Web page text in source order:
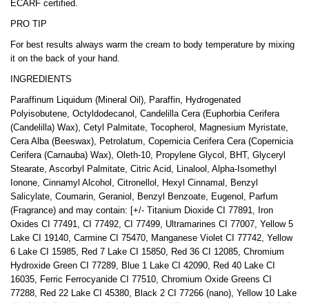
ECARF certified.
PRO TIP
For best results always warm the cream to body temperature by mixing
it on the back of your hand.
INGREDIENTS
Paraffinum Liquidum (Mineral Oil), Paraffin, Hydrogenated
Polyisobutene, Octyldodecanol, Candelilla Cera (Euphorbia Cerifera
(Candelilla) Wax), Cetyl Palmitate, Tocopherol, Magnesium Myristate,
Cera Alba (Beeswax), Petrolatum, Copernicia Cerifera Cera (Copernicia
Cerifera (Carnauba) Wax), Oleth-10, Propylene Glycol, BHT, Glyceryl
Stearate, Ascorbyl Palmitate, Citric Acid, Linalool, Alpha-Isomethyl
Ionone, Cinnamyl Alcohol, Citronellol, Hexyl Cinnamal, Benzyl
Salicylate, Coumarin, Geraniol, Benzyl Benzoate, Eugenol, Parfum
(Fragrance) and may contain: [+/- Titanium Dioxide CI 77891, Iron
Oxides CI 77491, CI 77492, CI 77499, Ultramarines CI 77007, Yellow 5
Lake CI 19140, Carmine CI 75470, Manganese Violet CI 77742, Yellow
6 Lake CI 15985, Red 7 Lake CI 15850, Red 36 CI 12085, Chromium
Hydroxide Green CI 77289, Blue 1 Lake CI 42090, Red 40 Lake CI
16035, Ferric Ferrocyanide CI 77510, Chromium Oxide Greens CI
77288, Red 22 Lake CI 45380, Black 2 CI 77266 (nano), Yellow 10 Lake